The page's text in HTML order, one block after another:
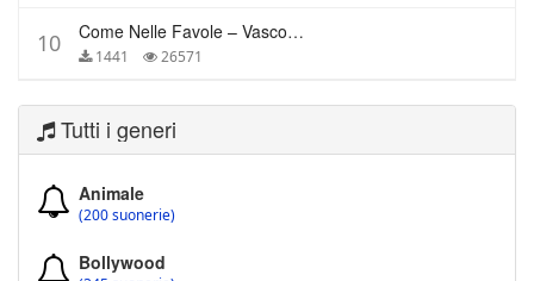
10 Come Nelle Favole – Vasco Rossi
1441 26571
Tutti i generi
Animale
(200 suonerie)
Bollywood